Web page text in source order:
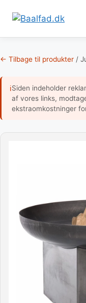
til
← Tilbage til produkter /
ℹSiden indeholder
af vores links,
ekstraomkostninger